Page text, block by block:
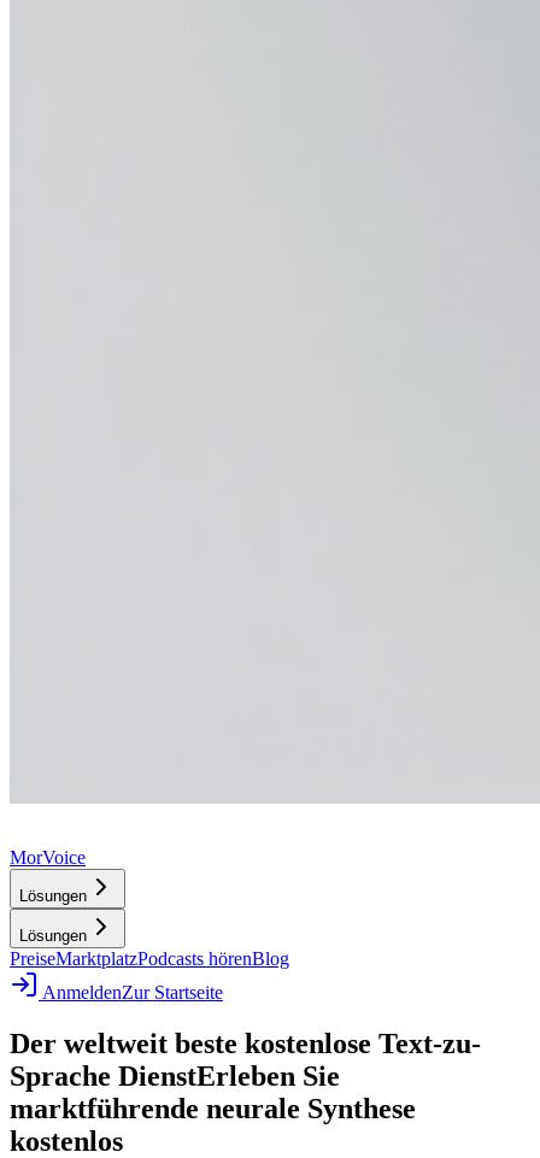
MorVoice
Lösungen
Lösungen
PreiseMarktplatzPodcasts hörenBlog
AnmeldenZur Startseite
Der weltweit beste kostenlose Text-zu-
Sprache DienstErleben Sie
marktführende neurale Synthese
kostenlos